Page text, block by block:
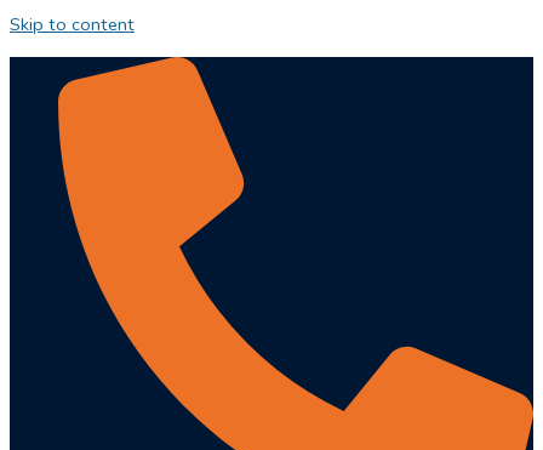
Skip to content